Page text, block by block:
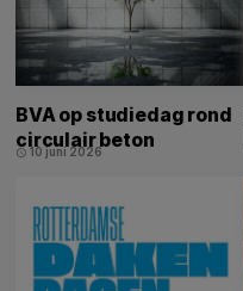
BVA op studiedag rond
circulair beton
schedule 10 juni 2026